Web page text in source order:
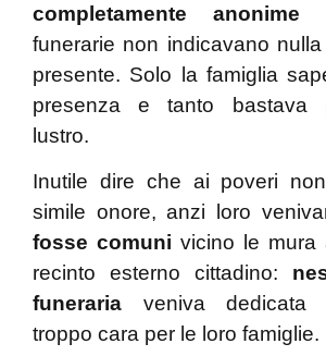
completamente anonime
funerarie non indicavano
presente. Solo la famiglia
presenza e tanto bastava
lustro.
Inutile dire che ai poveri
simile onore, anzi loro
fosse comuni vicino le mura
recinto esterno cittadino:
funeraria veniva dedicata
troppo cara per le loro famiglie.